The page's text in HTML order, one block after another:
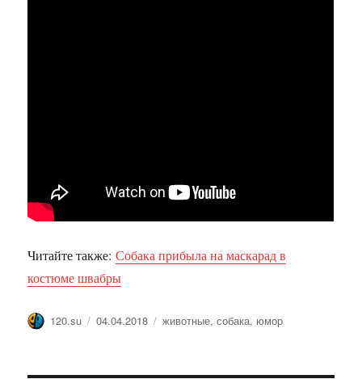
Читайте также:Собака прибыла на маскарад в
костюме швабры
Автор
120.su Опубликовано
04.04.2018 Метки
животные,собака, юмор